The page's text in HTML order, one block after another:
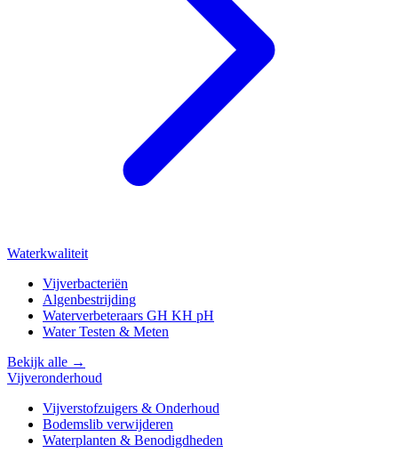
Waterkwaliteit
Vijverbacteriën
Algenbestrijding
Waterverbeteraars GH KH pH
Water Testen & Meten
Bekijk alle →
Vijveronderhoud
Vijverstofzuigers & Onderhoud
Bodemslib verwijderen
Waterplanten & Benodigdheden